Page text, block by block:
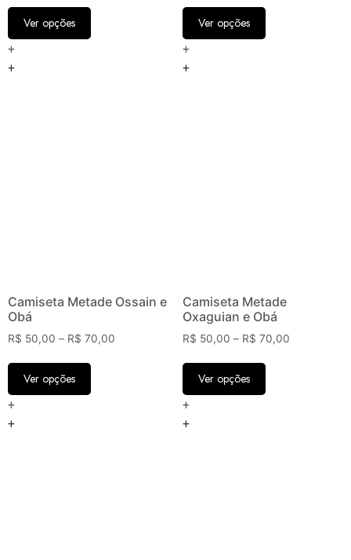
Ver opções
+
+
Ver opções
+
+
Camiseta Metade Ossain e
Obá
R$ 50,00 – R$ 70,00
Ver opções
+
+
Camiseta Metade
Oxaguian e Obá
R$ 50,00 – R$ 70,00
Ver opções
+
+